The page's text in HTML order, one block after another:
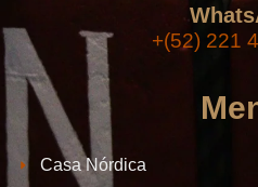
+(52) 221
Casa Nórdica